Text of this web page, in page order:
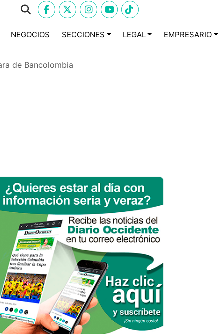
NEGOCIOS SECCIONES LEGAL EMPRESARIO
de Bancolombia